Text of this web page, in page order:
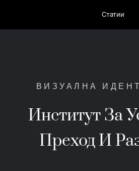
Статии
ВИЗУАЛНА
Институт За
Преход И